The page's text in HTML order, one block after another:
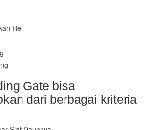
Rel
Gate bisa
dari berbagai kriteria